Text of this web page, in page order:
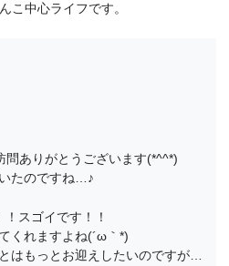
こ中心ライフです。
問ありがとうございます(*^^*)
たのですね…♪
スゴイです！！
くれますよね(´ω｀*)
はもっとお迎えしたいのですが…